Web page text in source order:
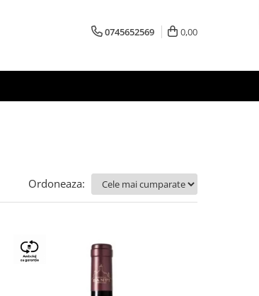
0745652569 0,00
Ordoneaza: